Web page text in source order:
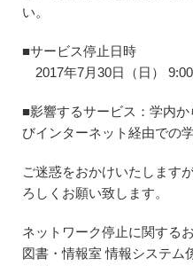
い。
■サービス停止日時
2017年7月30日（日）
■影響するサービス：学内
びインターネット経由での
ご迷惑をおかけいたします
ろしくお願い致します。
ネットワーク停止に関する
図書・情報室 情報システ